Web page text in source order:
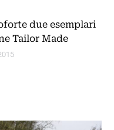
due esemplari
Tailor Made